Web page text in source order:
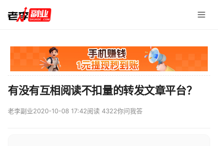
有没有互相阅读不扣量的转发文章平台？
老李副业2020-10-08 17:42阅读 4322你问我答